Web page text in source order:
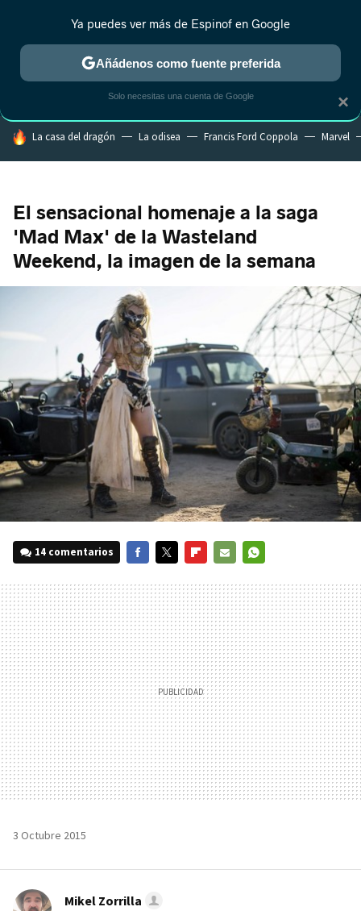
ESTRENOS REALITY ANIME RANKINGS CINE
HOY SE HABLA DE
La casa del dragón La odisea Francis Ford Coppola Marvel
El sensacional homenaje a la saga
'Mad Max' de la Wasteland
Weekend, la imagen de la semana
14 comentarios
MAIL
3 Octubre 2015
Mikel Zorrilla
×
Ya puedes ver más de Espinof en Google
Añádenos como fuente preferida
Solo necesitas una cuenta de Google